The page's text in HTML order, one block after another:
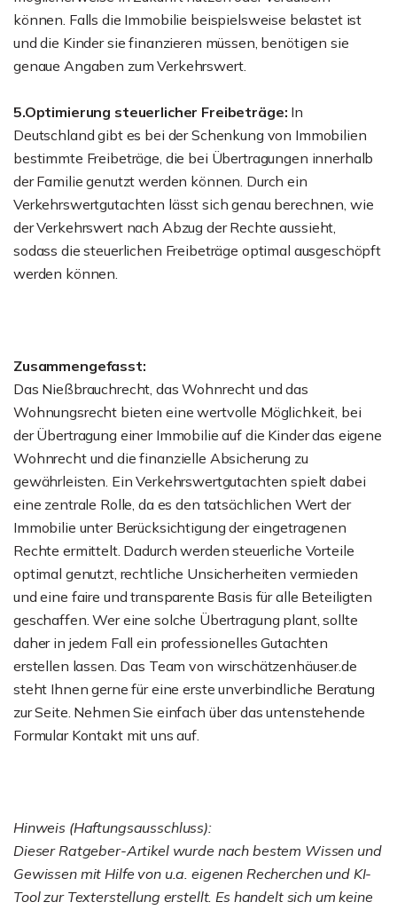
können. Falls die Immobilie beispielsweise belastet ist
und die Kinder sie finanzieren müssen, benötigen sie
genaue Angaben zum Verkehrswert.
5.Optimierung steuerlicher Freibeträge: In
Deutschland gibt es bei der Schenkung von Immobilien
bestimmte Freibeträge, die bei Übertragungen innerhalb
der Familie genutzt werden können. Durch ein
Verkehrswertgutachten lässt sich genau berechnen, wie
der Verkehrswert nach Abzug der Rechte aussieht,
sodass die steuerlichen Freibeträge optimal ausgeschöpft
werden können.
Zusammengefasst:
Das Nießbrauchrecht, das Wohnrecht und das
Wohnungsrecht bieten eine wertvolle Möglichkeit, bei
der Übertragung einer Immobilie auf die Kinder das eigene
Wohnrecht und die finanzielle Absicherung zu
gewährleisten. Ein Verkehrswertgutachten spielt dabei
eine zentrale Rolle, da es den tatsächlichen Wert der
Immobilie unter Berücksichtigung der eingetragenen
Rechte ermittelt. Dadurch werden steuerliche Vorteile
optimal genutzt, rechtliche Unsicherheiten vermieden
und eine faire und transparente Basis für alle Beteiligten
geschaffen. Wer eine solche Übertragung plant, sollte
daher in jedem Fall ein professionelles Gutachten
erstellen lassen. Das Team von wirschätzenhäuser.de
steht Ihnen gerne für eine erste unverbindliche Beratung
zur Seite. Nehmen Sie einfach über das untenstehende
Formular Kontakt mit uns auf.
Hinweis (Haftungsausschluss):
Dieser Ratgeber-Artikel wurde nach bestem Wissen und
Gewissen mit Hilfe von u.a. eigenen Recherchen und KI-
Tool zur Texterstellung erstellt. Es handelt sich um keine